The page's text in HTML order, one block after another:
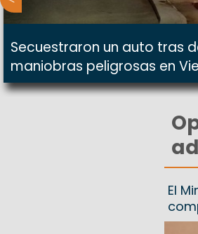
Secuestraron un auto tras
maniobras peligrosas en
El